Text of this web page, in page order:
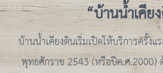
“บ้านน้ำเคีย
บ้านน้ำเคียงดินเริ่มเปิดให้บริการครั้ง
พุทธศักราช 2543 (หรือปีค.ศ.2000)